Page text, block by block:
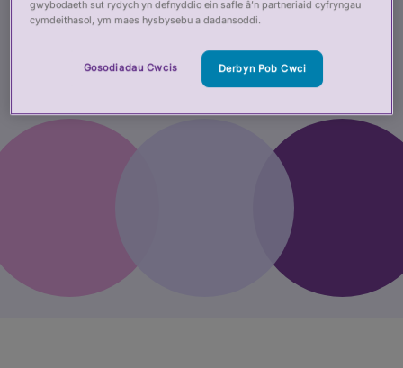
Cymdeithasol
gwybodaeth sut rydych yn defnyddio ein safle â’n partneriaid cyfryngau
cymdeithasol, ym maes hysbysebu a dadansoddi.
Gosodiadau Cwcis Derbyn Pob Cwci